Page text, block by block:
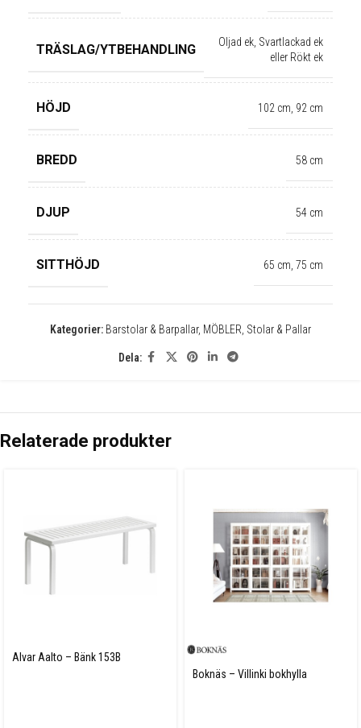
TRÄSLAG/YTBEHANDLING
Oljad ek, Svartlackad ek
eller Rökt ek
HÖJD 102 cm 92 cm
BREDD 58 cm
DJUP 54 cm
SITTHÖJD 65 cm 75 cm
Kategorier: Barstolar & Barpallar, MÖBLER Stolar & Pallar
Dela:
Relaterade produkter
Alvar Aalto – Bänk 153B
Boknäs – Villinki bokhylla